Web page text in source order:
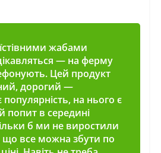
жабами
— на ферму
Цей продукт
дорогий —
на нього є
попит в середині
б ми не виростили
що все можна збути по